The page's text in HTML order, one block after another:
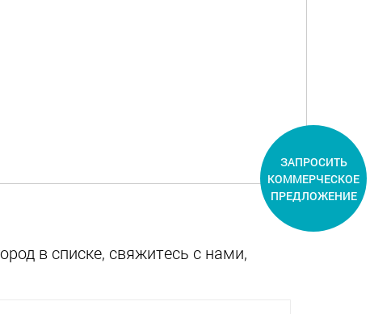
в списке, свяжитесь с нами,
ЗАПРОСИТЬ
КОММЕРЧЕСКОЕ
ПРЕДЛОЖЕНИЕ